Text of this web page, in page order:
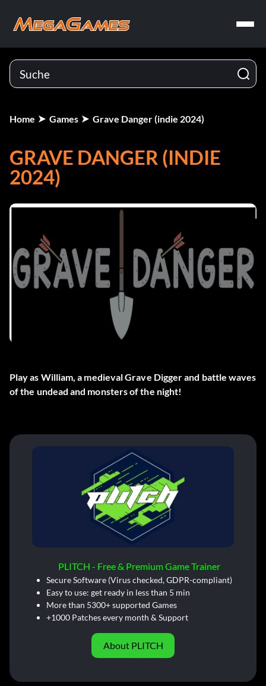
Home Games Grave Danger (indie 2024)
GRAVE DANGER (INDIE
2024)
Play as William, a medieval Grave Digger and battle waves
of the undead and monsters of the night!
PLITCH - Free & Premium Game Trainer
Secure Software (Virus checked, GDPR-compliant)
Easy to use: get ready in less than 5 min
More than 5300+ supported Games
+1000 Patches every month & Support
About PLITCH